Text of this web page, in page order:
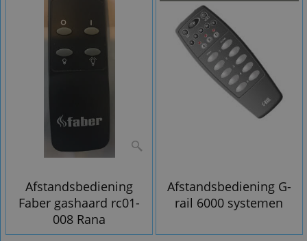
Afstandsbediening
Faber gashaard rc01-
008 Rana
Afstandsbediening G-
rail 6000 systemen